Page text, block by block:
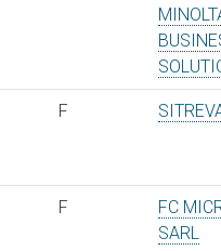
F
F
FC
SARL